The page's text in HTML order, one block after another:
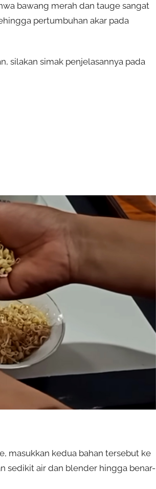
bawang merah dan tauge sangat
pertumbuhan akar pada
silakan simak penjelasannya pada
masukkan kedua bahan tersebut ke
sedikit air dan blender hingga benar-